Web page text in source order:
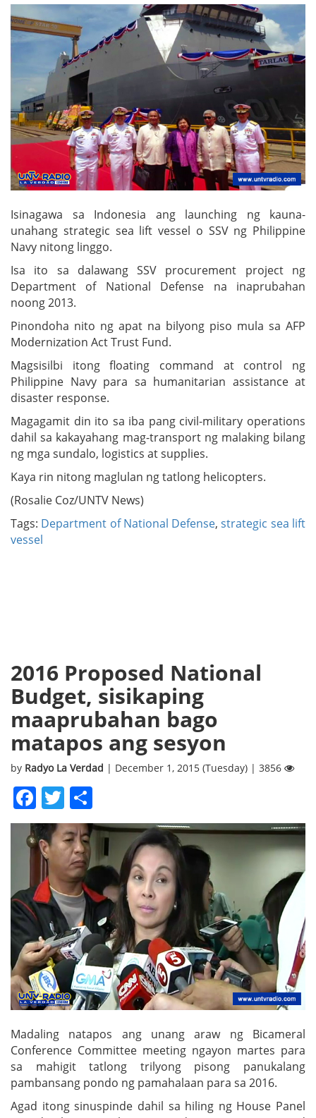
Isinagawa sa Indonesia ang launching ng kauna-
unahang strategic sea lift vessel o SSV ng Philippine
Navy nitong linggo.
Isa ito sa dalawang SSV procurement project ng
Department of National Defense na inaprubahan
noong 2013.
Pinondoha nito ng apat na bilyong piso mula sa AFP
Modernization Act Trust Fund.
Magsisilbi itong floating command at control ng
Philippine Navy para sa humanitarian assistance at
disaster response.
Magagamit din ito sa iba pang civil-military operations
dahil sa kakayahang mag-transport ng malaking bilang
ng mga sundalo, logistics at supplies.
Kaya rin nitong maglulan ng tatlong helicopters.
(Rosalie Coz/UNTV News)
Tags: Department of National Defense,strategic sea lift
vessel
2016 Proposed National
Budget, sisikaping
maaprubahan bago
matapos ang sesyon
by Radyo La Verdad | December 1, 2015 (Tuesday) | 3856
Facebook
Twitter
Madaling natapos ang unang araw ng Bicameral
Conference Committee meeting ngayon martes para
sa mahigit tatlong trilyong pisong panukalang
pambansang pondo ng pamahalaan para sa 2016.
Agad itong sinuspinde dahil sa hiling ng House Panel